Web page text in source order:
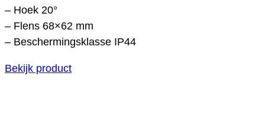
– Hoek 20°
– Flens 68×62 mm
– Beschermingsklasse IP44
Bekijk product